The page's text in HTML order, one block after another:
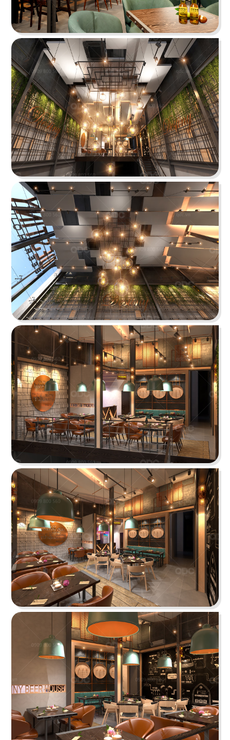
Chi tiết
KOI THÉ
QDC rất hân hạnh khi được đồng hành cùng chủ
đầu tư cho dự án tổng thầu thi công chi nhánh
KOI Thé đầu tiên tại Biên Hòa, Đồng Nai.
Chi tiết
CHEESE COFFEE
Thiết kế mang phong cách của một mùa hè xinh
đẹp và rực rỡ với các chi tiết tone màu vàng
sáng tươi tắn cùng các hình ảnh sống động
Chi tiết
THAI ICON
Thiết kế theo hình thức Foodcourt với một không
gian mang đậm dấu ấn xứ sở chùa Vàng
Chi tiết